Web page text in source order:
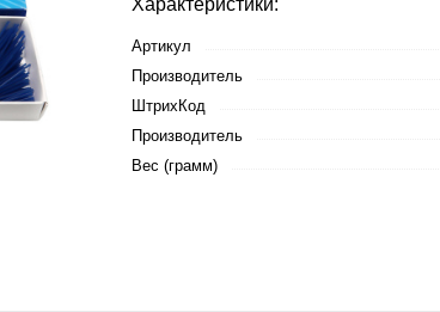
Артикул
Производитель
ШтрихКод
Производитель
Вес (грамм)